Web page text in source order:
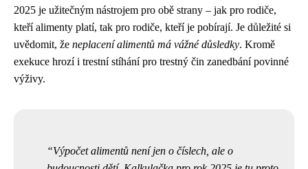
2025 je užitečným nástrojem pro obě strany – jak pro rodiče,
kteří alimenty platí, tak pro rodiče, kteří je pobírají. Je důležité si
uvědomit, že neplacení alimentů má vážné důsledky. Kromě
exekuce hrozí i trestní stíhání pro trestný čin zanedbání povinné
výživy.
Výpočet alimentů není jen o číslech, ale o